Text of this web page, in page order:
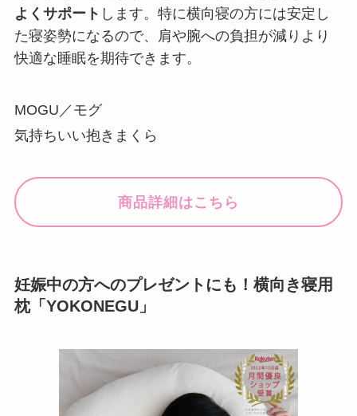
よくサポート します。特に横向寝の方には安定し
た寝姿勢になるので、肩や腕への負担が減りより
快適な睡眠を期待できます。
MOGU／モグ
気持ちいい抱きまくら
商品詳細はこちら
妊娠中の方へのプレゼントにも！横向き寝用
枕「YOKONEGU」